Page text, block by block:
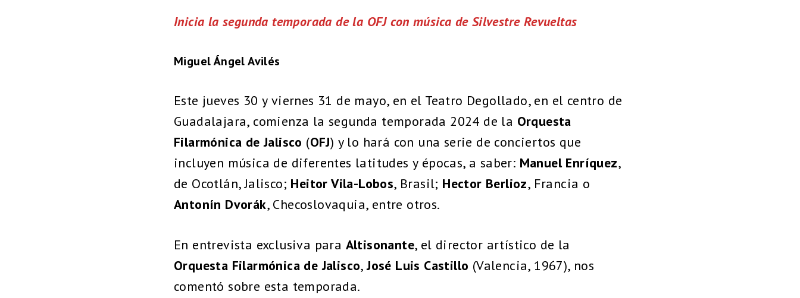
Inicia la segunda temporada de la OFJ con música de Silvestre Revueltas
Miguel Ángel Avilés
Este jueves 30 y viernes 31 de mayo, en el Teatro Degollado, en el centro de
Guadalajara, comienza la segunda temporada 2024 de la Orquesta
Filarmónica de Jalisco (OFJ) y lo hará con una serie de conciertos que
incluyen música de diferentes latitudes y épocas, a saber: Manuel Enríquez,
de Ocotlán, Jalisco; Heitor Vila-Lobos, Brasil; Hector Berlioz, Francia o
Antonín Dvorák, Checoslovaquia, entre otros.
En entrevista exclusiva para Altisonante, el director artístico de la
Orquesta Filarmónica de Jalisco,José Luis Castillo (Valencia, 1967), nos
comentó sobre esta temporada.